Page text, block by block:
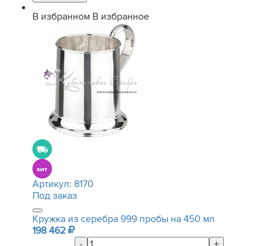
В избранном В избранное
Артикул: 8170
Под заказ
Кружка из серебра 999 пробы на 450 мл
198 462